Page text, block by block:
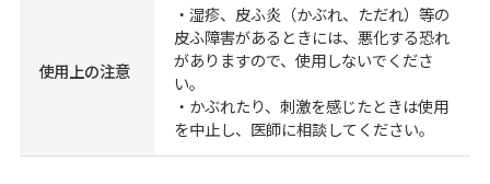
使用上の注意
・湿疹、皮ふ炎（かぶれ、ただれ）等の
皮ふ障害があるときには、悪化する恐れ
がありますので、使用しないでくださ
い。
・かぶれたり、刺激を感じたときは使用
を中止し、医師に相談してください。